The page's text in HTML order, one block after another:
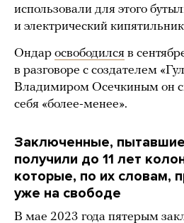
использовали для этого
и электрический
Ондар освободился в
в разговоре с создателем
Владимиром Осечкиным он
себя «более-менее».
Заключенные,
получили до 11 лет
которые, по их словам,
уже на свободе
В мае 2023 года пятерым